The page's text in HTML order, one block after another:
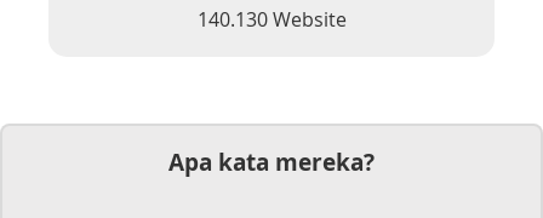
140.130 Website
Apa kata mereka?